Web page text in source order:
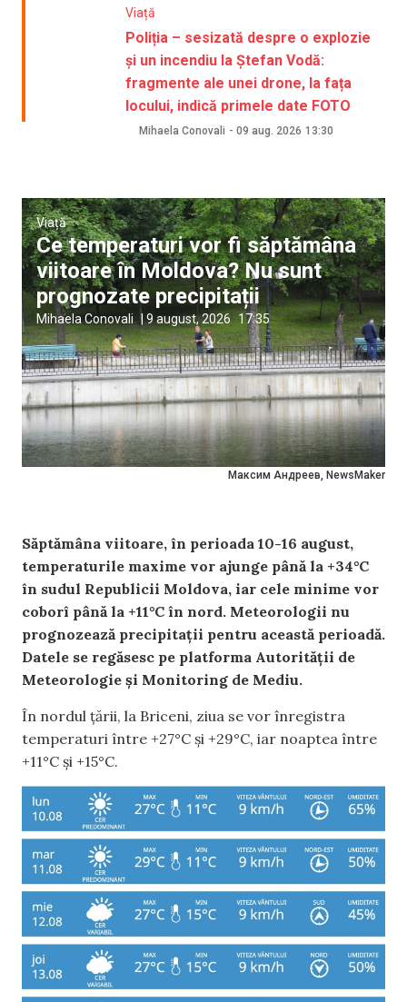
Viață
Poliția – sesizată despre o explozie
și un incendiu la Ștefan Vodă:
fragmente ale unei drone, la fața
locului, indică primele date FOTO
Mihaela Conovali - 09 aug. 2026 13:30
Максим Андреев, NewsMaker
Viață
Ce temperaturi vor fi săptămâna
viitoare în Moldova? Nu sunt
prognozate precipitații
Mihaela Conovali | 9 august, 2026 17:35
Săptămâna viitoare, în perioada 10-16 august,
temperaturile maxime vor ajunge până la +34°C
în sudul Republicii Moldova, iar cele minime vor
coborî până la +11°C în nord. Meteorologii nu
prognozează precipitații pentru această perioadă.
Datele se regăsesc pe platforma Autorității de
Meteorologie și Monitoring de Mediu.
În nordul țării, la Briceni, ziua se vor înregistra
temperaturi între +27°C și +29°C, iar noaptea între
+11°C și +15°C.